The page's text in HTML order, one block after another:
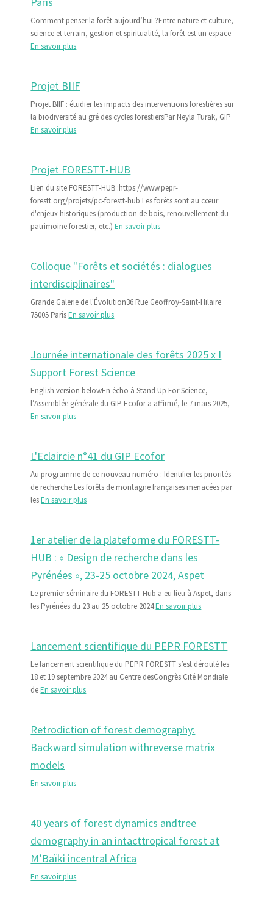
Comment penser la forêt aujourd’hui ?Entre nature et culture,
science et terrain, gestion et spiritualité, la forêt est un espace
En savoir plus
Projet BIIF
Projet BIIF : étudier les impacts des interventions forestières sur
la biodiversité au gré des cycles forestiersPar Neyla Turak, GIP
En savoir plus
Projet FORESTT-HUB
Lien du site FORESTT-HUB :https://www.pepr-
forestt.org/projets/pc-forestt-hub Les forêts sont au cœur
d'enjeux historiques (production de bois, renouvellement du
patrimoine forestier, etc.)En savoir plus
Colloque "Forêts et sociétés : dialogues
interdisciplinaires"
Grande Galerie de l'Évolution36 Rue Geoffroy-Saint-Hilaire
75005 ParisEn savoir plus
Journée internationale des forêts 2025 x I
Support Forest Science
English version belowEn écho à Stand Up For Science,
l’Assemblée générale du GIP Ecofor a affirmé, le 7 mars 2025,
En savoir plus
L'Eclaircie n°41 du GIP Ecofor
Au programme de ce nouveau numéro : Identifier les priorités
de recherche Les forêts de montagne françaises menacées par
lesEn savoir plus
1er atelier de la plateforme du FORESTT-
HUB : « Design de recherche dans les
Pyrénées », 23-25 octobre 2024, Aspet
Le premier séminaire du FORESTT Hub a eu lieu à Aspet, dans
les Pyrénées du 23 au 25 octobre 2024En savoir plus
Lancement scientifique du PEPR FORESTT
Le lancement scientifique du PEPR FORESTT s’est déroulé les
18 et 19 septembre 2024 au Centre desCongrès Cité Mondiale
deEn savoir plus
Retrodiction of forest demography:
Backward simulation withreverse matrix
models
En savoir plus
40 years of forest dynamics andtree
demography in an intacttropical forest at
M’Baïki incentral Africa
En savoir plus